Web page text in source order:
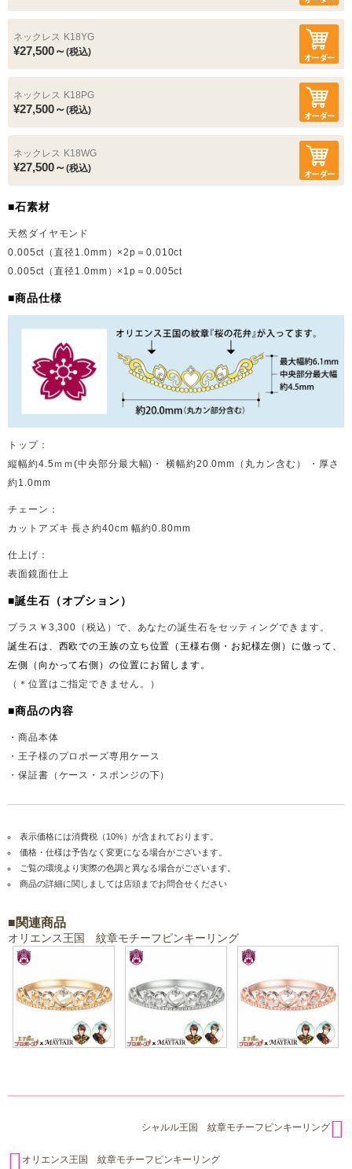
ネックレス K18YG
¥27,500～(税込)
ネックレス K18PG
¥27,500～(税込)
ネックレス K18WG
¥27,500～(税込)
■石素材
天然ダイヤモンド
0.005ct（直径1.0mm）×2p＝0.010ct
0.005ct（直径1.0mm）×1p＝0.005ct
■商品仕様
トップ：
縦幅約4.5ｍｍ(中央部分最大幅)・ 横幅約20.0mm（丸カン含む） ・厚さ
約1.0mm
チェーン：
カットアズキ 長さ約40cm 幅約0.80mm
仕上げ：
表面鏡面仕上
■誕生石（オプション）
プラス￥3,300（税込）で、あなたの誕生石をセッティングできます。
誕生石は、西欧での王族の立ち位置（王様右側・お妃様左側）に倣って、
左側（向かって右側）の位置にお留します。
（＊位置はご指定できません。）
■商品の内容
・商品本体
・王子様のプロポーズ専用ケース
・保証書（ケース・スポンジの下）
表示価格には消費税（10%）が含まれております。
価格・仕様は予告なく変更になる場合がございます。
ご覧の環境より実際の色調と異なる場合がございます。
商品の詳細に関しましては店頭までお問合せください
■関連商品
オリエンス王国 紋章モチーフピンキーリング
シャルル王国 紋章モチーフピンキーリング
オリエンス王国 紋章モチーフピンキーリング